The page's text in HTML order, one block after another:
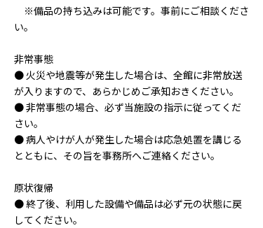
※備品の持ち込みは可能です。事前にご相談くださ
い。
非常事態
● 火災や地震等が発生した場合は、全館に非常放送
が入りますので、あらかじめご承知おきください。
● 非常事態の場合、必ず当施設の指示に従ってくだ
さい。
● 病人やけが人が発生した場合は応急処置を講じる
とともに、その旨を事務所へご連絡ください。
原状復帰
● 終了後、利用した設備や備品は必ず元の状態に戻
してください。